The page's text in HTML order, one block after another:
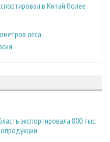
в Китай более
леса
экспортировала 800 тыс.